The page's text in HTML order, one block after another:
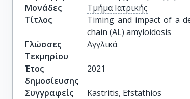
Μονάδες
Τμήμα Ιατρικής
Τίτλος
Timing and impact of a
chain (AL) amyloidosis
Γλώσσες
Τεκμηρίου
Αγγλικά
Έτος
δημοσίευσης
2021
Συγγραφείς
Kastritis, Efstathios